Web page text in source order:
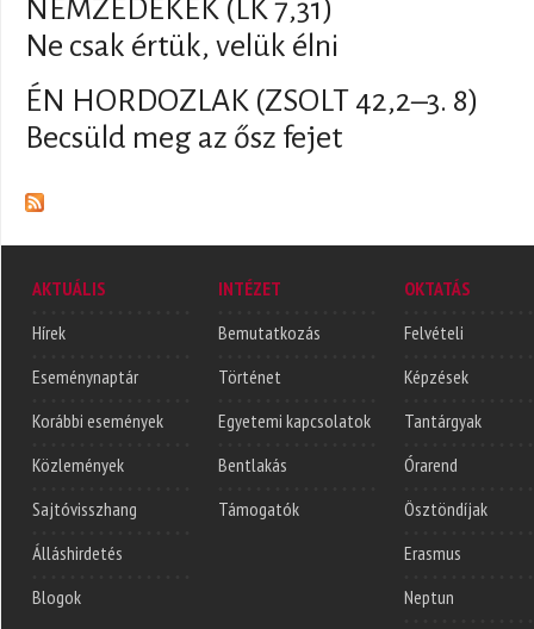
NEMZEDÉKEK (LK 7,31)
Ne csak értük, velük élni
ÉN HORDOZLAK (ZSOLT 42,2–3. 8)
Becsüld meg az ősz fejet
AKTUÁLIS
Hírek
Eseménynaptár
Korábbi események
Közlemények
Sajtóvisszhang
Álláshirdetés
Blogok
INTÉZET
Bemutatkozás
Történet
Egyetemi kapcsolatok
Bentlakás
Támogatók
OKTATÁS
Felvételi
Képzések
Tantárgyak
Órarend
Ösztöndíjak
Erasmus
Neptun